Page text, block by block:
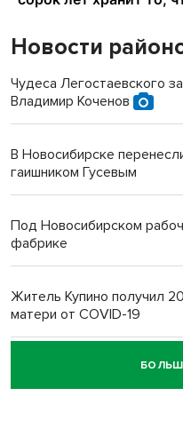
Новости
Чудеса Легостаевского
Владимир Коченов
В Новосибирске
гаишником Гусевым
Под Новосибирском
фабрике
Житель Купино получил
матери от COVID-19
Новосибирский суд
пенсионерки на вокзале